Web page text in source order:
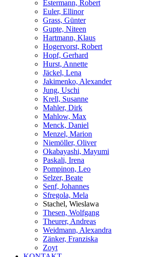
Estermann, Robert
Euler, Ellinor
Grass, Günter
Gupte, Niteen
Hartmann, Klaus
Hogervorst, Robert
Hopf, Gerhard
Hurst, Annette
Jäckel, Lena
Jakimenko, Alexander
Jung, Uschi
Krell, Susanne
Mahler, Dirk
Mahlow, Max
Menck, Daniel
Menzel, Marion
Niemöller, Oliver
Okabayashi, Mayumi
Paskali, Irena
Pompinon, Leo
Selzer, Beate
Senf, Johannes
Sfregola, Mela
Stachel, Wieslawa
Thesen, Wolfgang
Theurer, Andreas
Weidmann, Alexandra
Zänker, Franziska
Zoyt